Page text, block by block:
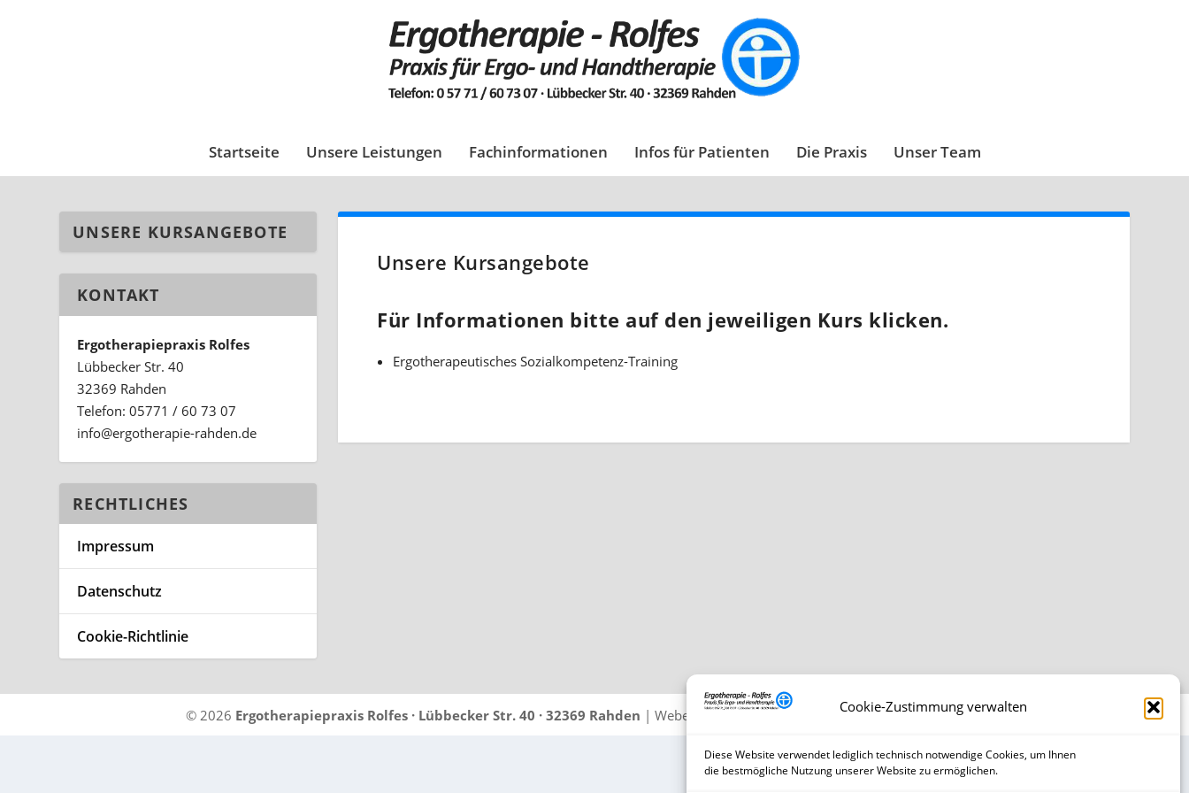
Cookie-Zustimmung verwalten
Diese Website verwendet lediglich technisch notwendige Cookies, um Ihnen
die bestmögliche Nutzung unserer Website zu ermöglichen.
Startseite Unsere Leistungen Fachinformationen Infos für Patienten Die Praxis Unser Team
Unsere Kursangebote
Für Informationen bitte auf den jeweiligen Kurs klicken.
Ergotherapeutisches Sozialkompetenz-Training
UNSERE KURSANGEBOTE
KONTAKT
Ergotherapiepraxis Rolfes
Lübbecker Str. 40
32369 Rahden
Telefon: 05771 / 60 73 07
ed.nedhar-eiparehtogre@ofni
RECHTLICHES
Impressum
Datenschutz
Cookie-Richtlinie
© 2026 Ergotherapiepraxis Rolfes · Lübbecker Str. 40 · 32369 Rahden | Webentwicklung und Webhosting byHMF-IT Osnabrück